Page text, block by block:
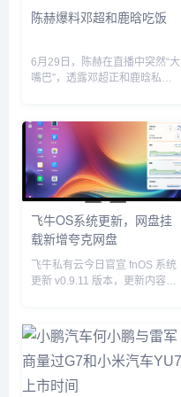
陈赫爆料邓超和鹿晗吃饭
6月29日，陈赫在直播中突然“大
嘴巴”，透露邓超正和鹿晗私下
自己也去吃饭了”。没想到，当
天邓超就在微博发文回应：“反
正就是在一起呗”，配文简短却...
飞牛OS系统更新，网盘挂
载新增夸克网盘
飞牛私有云今日官宣 fnOS 系统
更新 v0.9.11 版本，更新内容包
置、优化硬盘类型（HDD、
SSD）的识别等。飞牛 f...